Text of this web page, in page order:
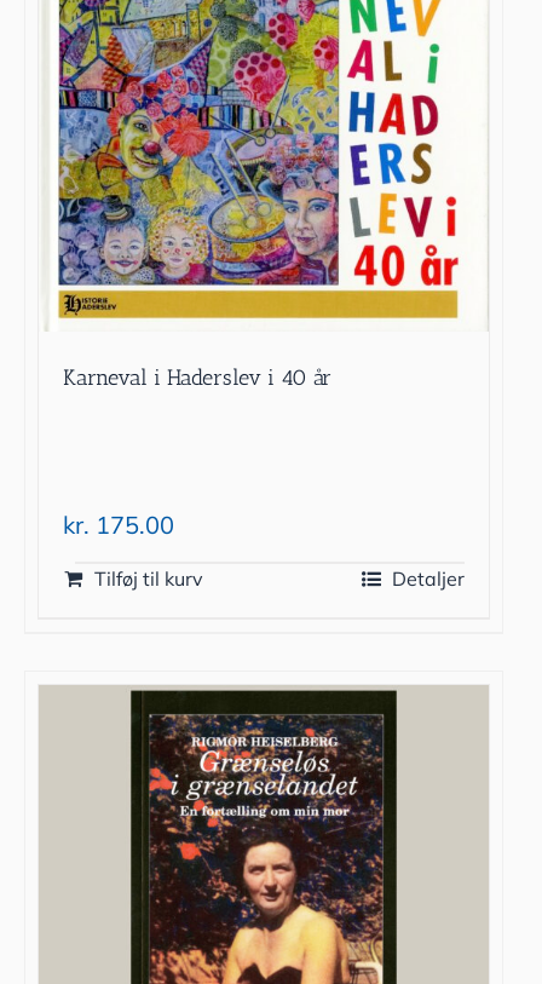
Karneval i Haderslev i 40 år
kr. 175.00
Tilføj til kurv Detaljer